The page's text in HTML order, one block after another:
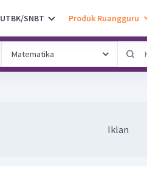
UTBK/SNBT Produk Ruangguru
Iklan